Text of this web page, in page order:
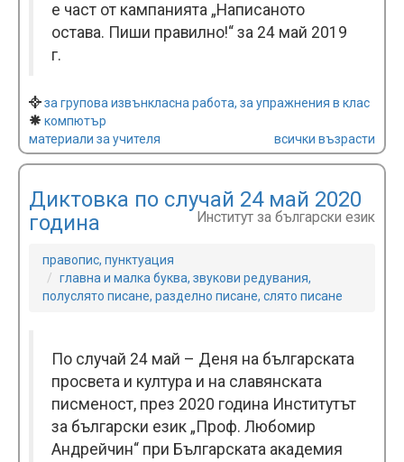
е част от кампанията „Написаното
остава. Пиши правилно!“ за 24 май 2019
г.
за групова извънкласна работа, за упражнения в клас
компютър
материали за учителя
всички възрасти
Диктовка по случай 24 май 2020
година
Институт за български език
правопис, пунктуация
главна и малка буква, звукови редувания,
полуслято писане, разделно писане, слято писане
По случай 24 май – Деня на българската
просвета и култура и на славянската
писменост, през 2020 година Институтът
за български език „Проф. Любомир
Андрейчин“ при Българската академия